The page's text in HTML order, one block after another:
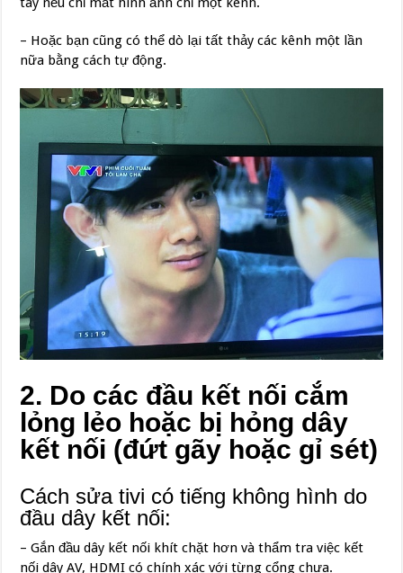
– Hoặc bạn cũng có thể dò lại tất thảy các kênh một lần
nữa bằng cách tự động.
2. Do các đầu kết nối cắm
lỏng lẻo hoặc bị hỏng dây
kết nối (đứt gãy hoặc gỉ sét)
Cách sửa tivi có tiếng không hình do
đầu dây kết nối:
– Gắn đầu dây kết nối khít chặt hơn và thẩm tra việc kết
nối dây AV, HDMI có chính xác với từng cổng chưa.